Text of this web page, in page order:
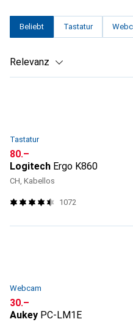
Beliebt Tastatur
Relevanz
Tastatur
CHF
80.–
Logitech Ergo K860
CH, Kabellos
1072
Webcam
CHF
30.–
Aukey PC-LM1E